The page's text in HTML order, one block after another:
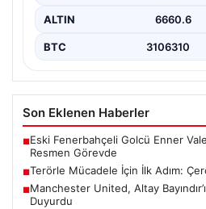
ALTIN 6660.6
BTC 3106310
Son Eklenen Haberler
■Eski Fenerbahçeli Golcü Enner
Resmen Görevde
■Terörle Mücadele İçin İlk Adım:
■Manchester United, Altay
Duyurdu